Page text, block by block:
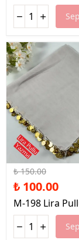
%33 İndirim
₺ 150.00
₺ 100.00
M-198 Lira